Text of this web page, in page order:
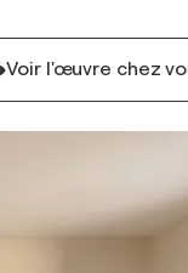
Voir l'œuvre chez